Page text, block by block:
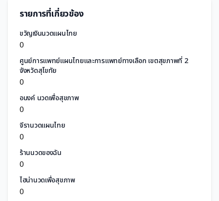
รายการที่เกี่ยวข้อง
ขวัญเงินนวดแผนไทย
0
ศูนย์การแพทย์แผนไทยและการแพทย์ทางเลือก เขตสุขภาพที่ 2
จังหวัดสุโขทัย
0
อนงค์ นวดเพื่อสุขภาพ
0
จีรานวดแผนไทย
0
ร้านนวดของฉัน
0
ไฮน่านวดเพื่อสุขภาพ
0